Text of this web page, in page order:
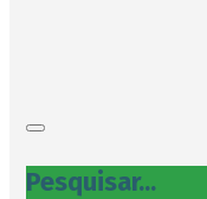
Pesquisar...